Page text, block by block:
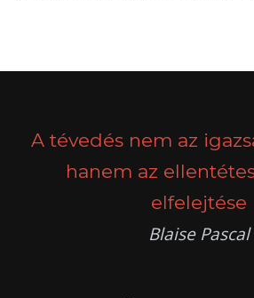
A tévedés nem az
hanem az
elfelejtése
Blaise Pascal